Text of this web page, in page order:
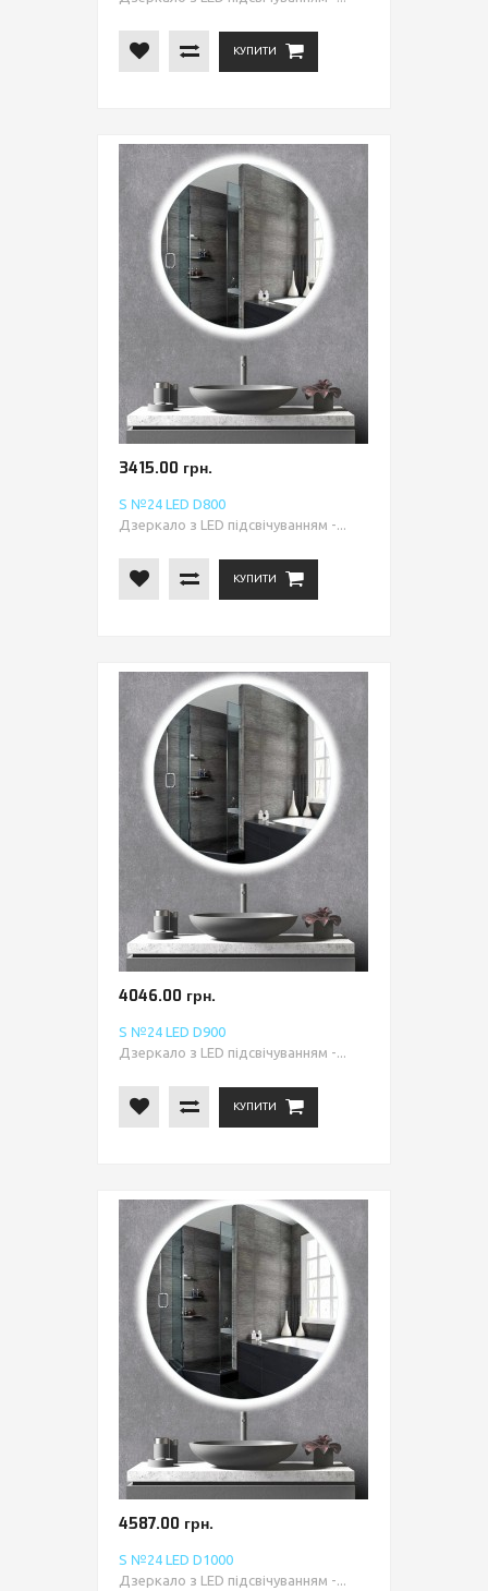
КУПИТИ
3415.00 грн.
S №24 LED D800
Дзеркало з LED підсвічуванням -...
КУПИТИ
4046.00 грн.
S №24 LED D900
Дзеркало з LED підсвічуванням -...
КУПИТИ
4587.00 грн.
S №24 LED D1000
Дзеркало з LED підсвічуванням -...